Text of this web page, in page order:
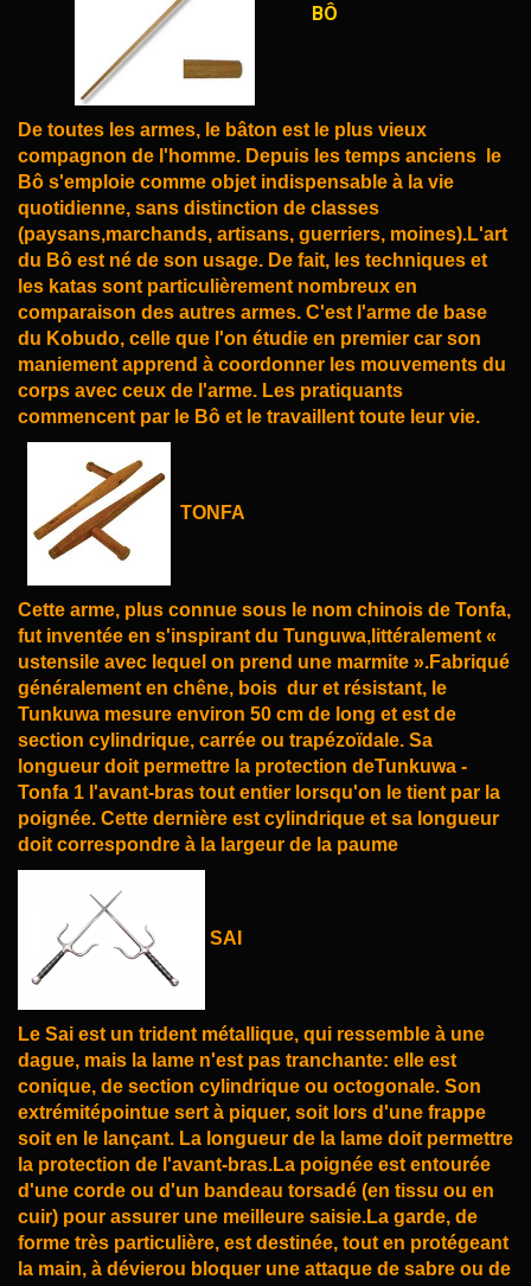
BÔ
De toutes les armes, le bâton est le plus vieux
compagnon de l'homme. Depuis les temps anciens
le
Bô s'emploie comme objet indispensable à la vie
quotidienne, sans distinction de classes
(paysans,marchands, artisans, guerriers, moines).L'art
du Bô est né de son usage. De fait, les techniques et
les katas sont particulièrement nombreux en
comparaison des autres armes. C'est l'arme de base
du Kobudo, celle que l'on étudie en premier car son
maniement apprend à coordonner les mouvements du
corps avec ceux de l'arme. Les pratiquants
commencent par le Bô et le travaillent toute leur vie.
TONFA
Cette arme, plus connue sous le nom chinois de Tonfa,
fut inventée en s'inspirant du Tunguwa, littéralement «
ustensile avec lequel on prend une marmite ».Fabriqué
généralement en chêne, bois dur et résistant, le
Tunkuwa mesure environ 50 cm de long et est de
section cylindrique, carrée ou trapézoïdale. Sa
longueur doit permettre la protection deTunkuwa -
Tonfa 1 l'avant-bras tout entier lorsqu'on le tient par la
poignée. Cette dernière est cylindrique et sa longueur
doit correspondre à la largeur de la paume
SAI
Le Sai est un trident métallique, qui ressemble à une
dague, mais la lame n'est pas tranchante: elle est
conique, de section cylindrique ou octogonale. Son
extrémitépointue sert à piquer, soit lors d'une frappe
soit en le lançant. La longueur de la lame doit permettre
la protection de l'avant-bras.La poignée est entourée
d'une corde ou d'un bandeau torsadé (en tissu ou en
cuir) pour assurer une meilleure saisie.La garde, de
forme très particulière, est destinée, tout en protégeant
la main, à dévierou bloquer une attaque de sabre ou de